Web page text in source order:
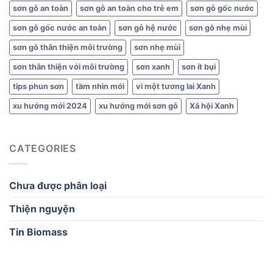
sơn gỗ an toàn sơn gỗ an toàn cho trẻ em sơn gỗ gốc nước
sơn gỗ gốc nước an toàn sơn gỗ hệ nước sơn gỗ nhẹ mùi
sơn gỗ thân thiện môi trường sơn nhẹ mùi
sơn thân thiện với môi trường sơn xanh sơn ít bụi
tips phun sơn tầm nhìn mới vì một tương lai Xanh
xu hướng mới 2024 xu hướng mới sơn gỗ Xã hội Xanh
CATEGORIES
Chưa được phân loại
Thiện nguyện
Tin Biomass